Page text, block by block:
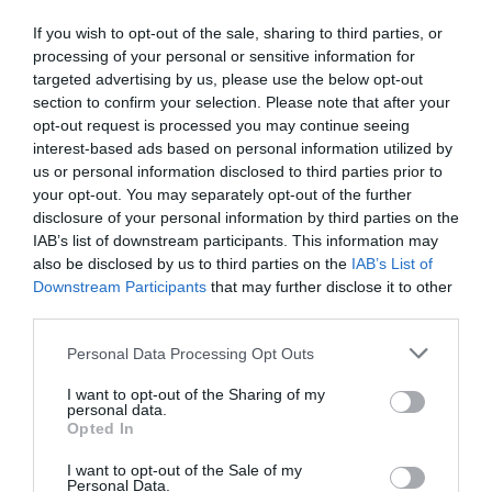
If you wish to opt-out of the sale, sharing to third parties, or
processing of your personal or sensitive information for
targeted advertising by us, please use the below opt-out
section to confirm your selection. Please note that after your
opt-out request is processed you may continue seeing
interest-based ads based on personal information utilized by
us or personal information disclosed to third parties prior to
your opt-out. You may separately opt-out of the further
disclosure of your personal information by third parties on the
IAB’s list of downstream participants. This information may
also be disclosed by us to third parties on the IAB’s List of
Downstream Participants that may further disclose it to other
Personal Data Processing Opt Outs
I want to opt-out of the Sharing of my
personal data.
Opted In
I want to opt-out of the Sale of my
Personal Data.